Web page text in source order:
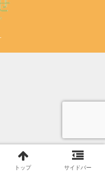
トップ サイドバー